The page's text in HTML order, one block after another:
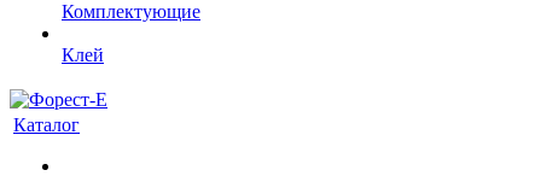
Комплектующие
Клей
Каталог